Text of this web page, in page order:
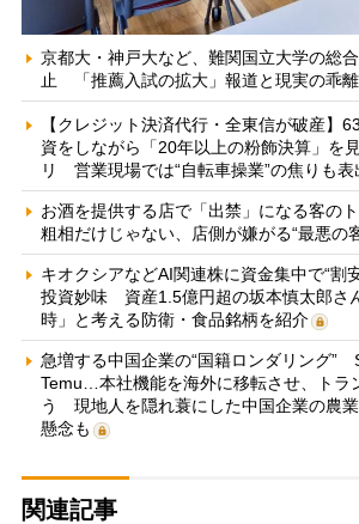
京都大・神戸大など、難関国立大学の総
止 「推薦入試の拡大」報道と現実の乖
【クレジット決済代行・全東信が破産】
資をしながら「20年以上の粉飾決算」を
リ 営業現場では“自転車操業”の焦りも表
お酒を提供する店で「出禁」になる客の
粗相だけじゃない、店側が嫌がる“最悪の
キオクシアなどAI関連株に資金集中で“割
投資妙味 資産1.5億円超の坂本慎太郎さ
時」と考える防衛・食品銘柄を紹介
急増する中国企業の“国籍ロンダリング”
Temu…本社機能を海外に移転させ、トラ
う 現地人を隠れ蓑にした中国企業の農
懸念も
関連記事